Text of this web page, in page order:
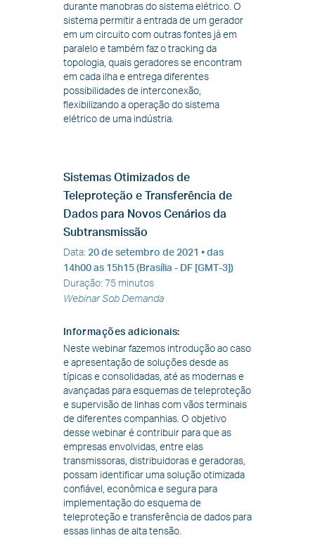
durante manobras do sistema elétrico. O
sistema permitir a entrada de um gerador
em um circuito com outras fontes já em
paralelo e também faz o tracking da
topologia, quais geradores se encontram
em cada ilha e entrega diferentes
possibilidades de interconexão,
flexibilizando a operação do sistema
elétrico de uma indústria.
Sistemas Otimizados de
Teleproteção e Transferência de
Dados para Novos Cenários da
Subtransmissão
Data: 20 de setembro de 2021 • das
14h00 as 15h15 (Brasília - DF [GMT-3])
Duração: 75 minutos
Webinar Sob Demanda
Informações adicionais:
Neste webinar fazemos introdução ao caso
e apresentação de soluções desde as
típicas e consolidadas, até as modernas e
avançadas para esquemas de teleproteção
e supervisão de linhas com vãos terminais
de diferentes companhias. O objetivo
desse webinar é contribuir para que as
empresas envolvidas, entre elas
transmissoras, distribuidoras e geradoras,
possam identificar uma solução otimizada
confiável, econômica e segura para
implementação do esquema de
teleproteção e transferência de dados para
essas linhas de alta tensão.